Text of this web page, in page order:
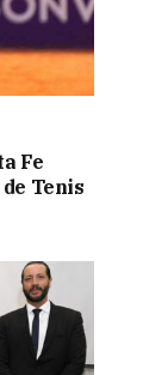
Fe
Tenis